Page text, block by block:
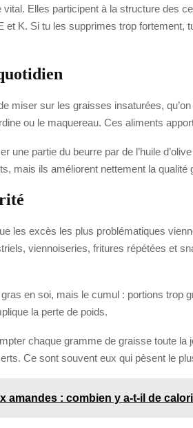
Elles participent à la structure des
et K. Si tu les supprimes trop
sur les graisses insaturées,
ou le maquereau. Ces aliments
une partie du beurre par de l’huile
mais ils améliorent nettement la qualité
les excès les plus problématiques
viennoiseries, fritures répétées et
gras en soi, mais le cumul : portions
la perte de poids.
chaque gramme de graisse toute
Ce sont souvent eux qui pèsent le
amandes : combien y a-t-il de